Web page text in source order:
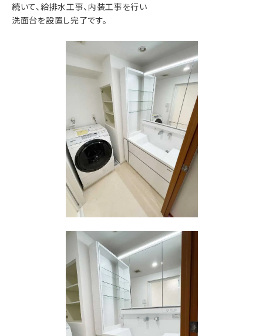
続いて、給排水工事、内装工事を行い
洗面台を設置し完了です。